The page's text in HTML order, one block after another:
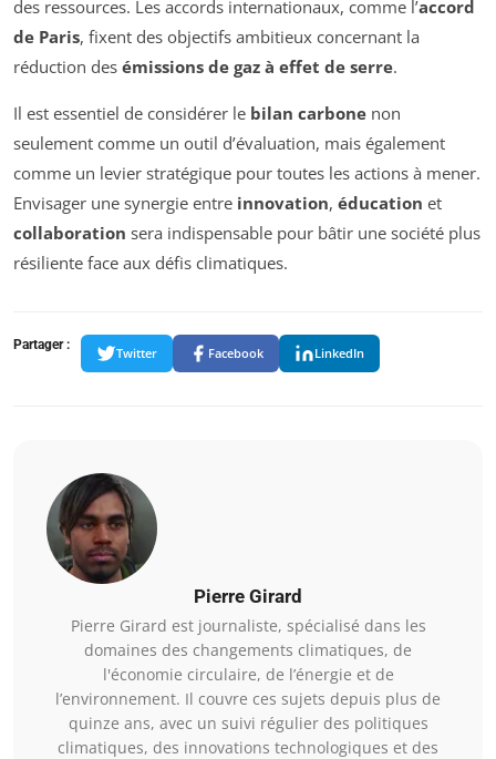
des ressources. Les accords internationaux, comme l’accord
de Paris, fixent des objectifs ambitieux concernant la
réduction des émissions de gaz à effet de serre.
Il est essentiel de considérer le bilan carbone non
seulement comme un outil d’évaluation, mais également
comme un levier stratégique pour toutes les actions à mener.
Envisager une synergie entre innovation, éducation et
collaboration sera indispensable pour bâtir une société plus
résiliente face aux défis climatiques.
Partager :
Twitter Facebook LinkedIn
Pierre Girard
Pierre Girard est journaliste, spécialisé dans les
domaines des changements climatiques, de
l'économie circulaire, de l’énergie et de
l’environnement. Il couvre ces sujets depuis plus de
quinze ans, avec un suivi régulier des politiques
climatiques, des innovations technologiques et des